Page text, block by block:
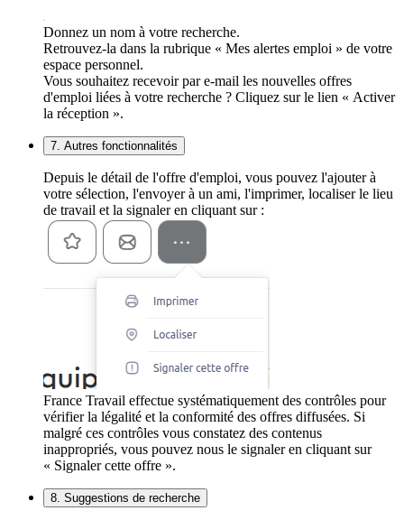
Donnez un nom à votre recherche.
Retrouvez-la dans la rubrique « Mes alertes emploi » de votre
espace personnel.
Vous souhaitez recevoir par e-mail les nouvelles offres
d'emploi liées à votre recherche ? Cliquez sur le lien « Activer
la réception ».
7. Autres fonctionnalités
Depuis le détail de l'offre d'emploi, vous pouvez l'ajouter à
votre sélection, l'envoyer à un ami, l'imprimer, localiser le lieu
de travail et la signaler en cliquant sur :
France Travail effectue systématiquement des contrôles pour
vérifier la légalité et la conformité des offres diffusées. Si
malgré ces contrôles vous constatez des contenus
inappropriés, vous pouvez nous le signaler en cliquant sur
« Signaler cette offre ».
8. Suggestions de recherche